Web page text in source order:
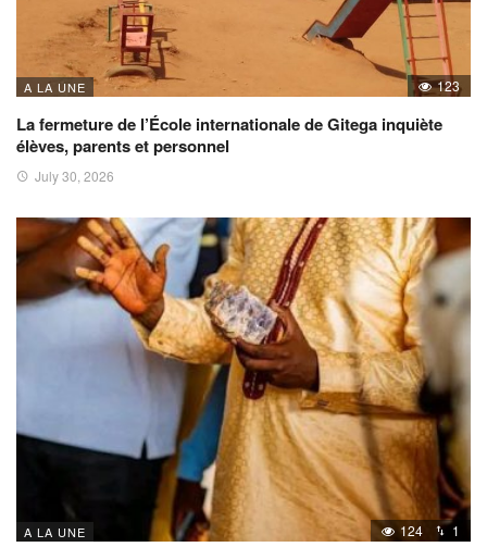
A LA UNE 123
La fermeture de l’École internationale de Gitega inquiète
élèves, parents et personnel
July 30, 2026
A LA UNE 124 1